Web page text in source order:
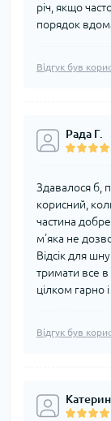
річ, якщо
порядок
Відгук був
Рада Г.
Здавалося б,
корисний,
частина
м'яка не
Відсік для
тримати все
цілком гарно
Відгук був